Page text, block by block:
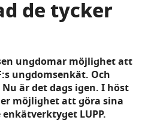
de tycker
ungdomar möjlighet att
ungdomsenkät. Och
är det dags igen. I höst
möjlighet att göra sina
LUPP.